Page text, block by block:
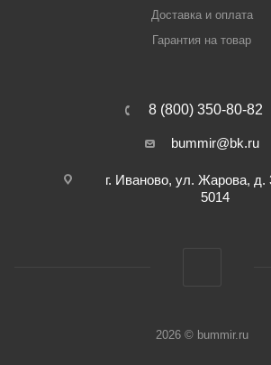
Доставка и оплата
Гарантия на товар
8 (800) 350-80-82
bummir@bk.ru
г. Иваново, ул. Жарова,
5014
2026 © bummir.ru